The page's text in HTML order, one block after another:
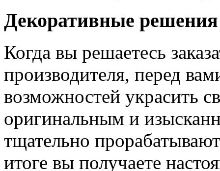
Декоративные решения
Когда вы решаетесь
производителя, перед
возможностей украсить
оригинальным и
тщательно
итоге вы получаете